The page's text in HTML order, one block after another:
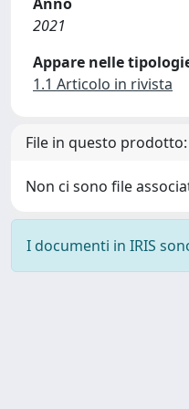
2021
Appare nelle
1.1 Articolo in rivista
File in questo prodotto:
Non ci sono file
I documenti in IRIS